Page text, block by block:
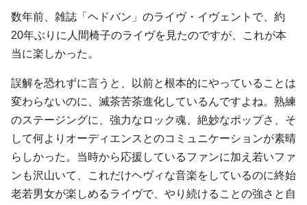
数年前、雑誌「ヘドバン」のライヴ・イヴェントで、約
20年ぶりに人間椅子のライヴを見たのですが、これが本
当に楽しかった。
誤解を恐れずに言うと、以前と根本的にやっていることは
変わらないのに、滅茶苦茶進化しているんですよね。熟練
のステージングに、強力なロック魂、絶妙なポップさ、そ
して何よりオーディエンスとのコミュニケーションが素晴
らしかった。当時から応援しているファンに加え若いファ
ンも沢山いて、これだけヘヴィな音楽をしているのに終始
老若男女が楽しめるライヴで、やり続けることの強さと自